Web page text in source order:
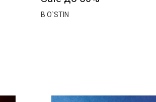
В O`STIN